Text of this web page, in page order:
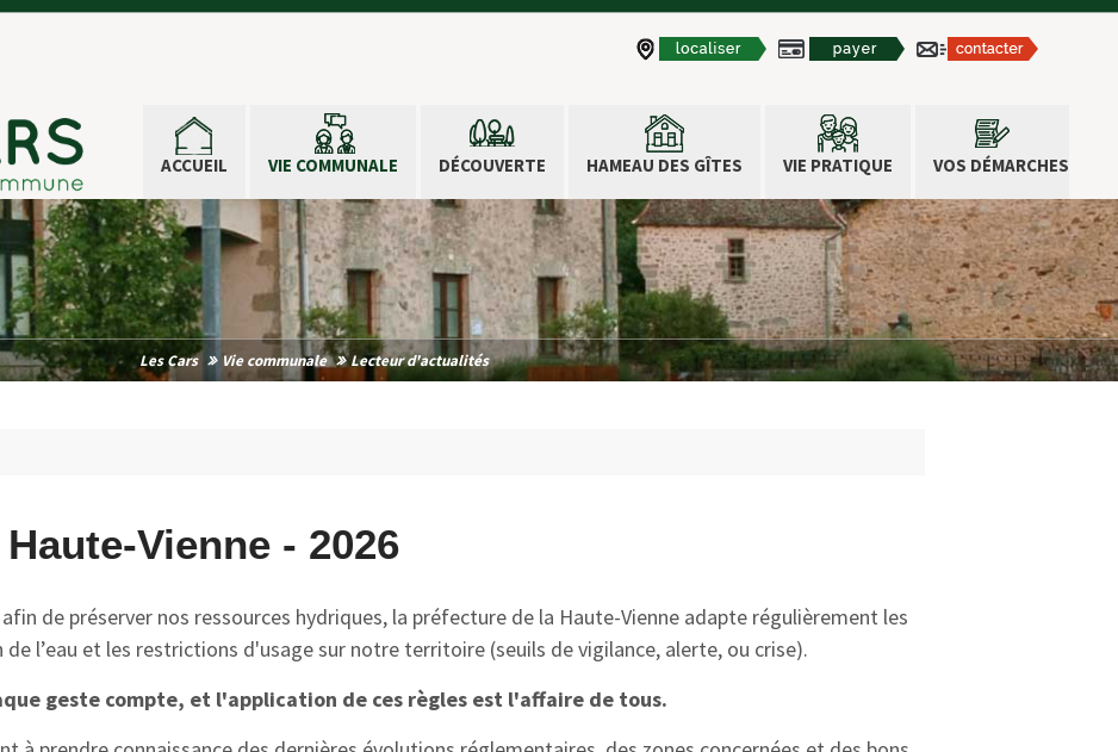
ACCUEIL VIE COMMUNALE DÉCOUVERTE HAMEAU DES GÎTES VIE PRATIQUE VOS DÉMARCHES
Les Cars Vie communale Lecteur d'actualités
Vienne - 2026
de préserver nos ressources hydriques, la préfecture de la Haute-Vienne adapte régulièrement les
l’eau et les restrictions d'usage sur notre territoire (seuils de vigilance, alerte, ou crise).
geste compte, et l'application de ces règles est l'affaire de tous.